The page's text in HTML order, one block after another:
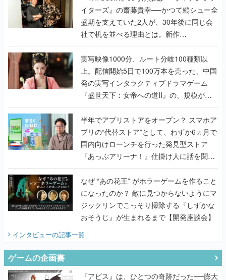
イターズ』の齋藤貴幸──かつて縦シュー全
盛期を支えていた2人が、30年後に同じ会
社で机を並べる理由とは。新作
『TATSUJIN EXTREME』で初タッグを組
んだレジェンド2人に訊く開発秘話
実写映像1000分、ルート分岐100種類以
上。配信開始5日で100万本を売った、中国
発の実写インタラクティブドラマゲーム
『盛世天下：女帝への道II』の、規模が違
うこだわりをプロデューサーに聞いた
半年でアプリストアをオープン？ スマホア
プリの“代替ストア”として、わずか6ヵ月で
国内向けローンチを行った発見型ストア
『あっぷアリーナ！』仕掛け人に話を聞い
てみた
なぜ “あの花王” がホラーゲームを作ること
になったのか？ 敵に見つからないようにマ
ジックリンでこっそり掃除する『しずかな
おそうじ』が生まれるまで【開発座談会】
インタビューの記事一覧
ゲームの企画書
『アビス』は、ひとつの奇跡だった──膨大